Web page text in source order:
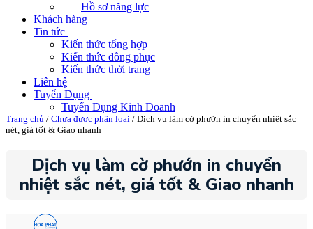
Hồ sơ năng lực
Khách hàng
Tin tức
Kiến thức tổng hợp
Kiến thức đồng phục
Kiến thức thời trang
Liên hệ
Tuyển Dụng
Tuyển Dụng Kinh Doanh
Trang chủ / Chưa được phân loại / Dịch vụ làm cờ phướn in chuyển nhiệt sắc
nét, giá tốt & Giao nhanh
Dịch vụ làm cờ phướn in chuyển
nhiệt sắc nét, giá tốt & Giao nhanh